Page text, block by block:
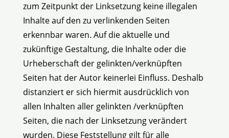
zum Zeitpunkt der Linksetzung keine illegalen
Inhalte auf den zu verlinkenden Seiten
erkennbar waren. Auf die aktuelle und
zukünftige Gestaltung, die Inhalte oder die
Urheberschaft der gelinkten/verknüpften
Seiten hat der Autor keinerlei Einfluss. Deshalb
distanziert er sich hiermit ausdrücklich von
allen Inhalten aller gelinkten /verknüpften
Seiten, die nach der Linksetzung verändert
wurden. Diese Feststellung gilt für alle